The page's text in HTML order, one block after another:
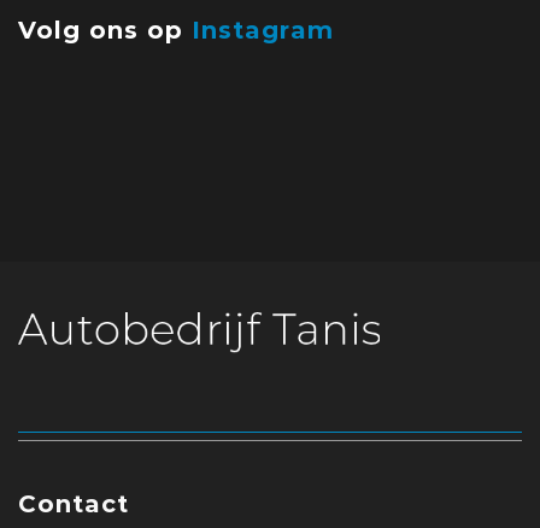
Volg ons op Instagram
Contact